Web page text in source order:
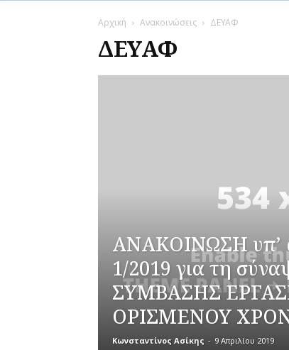
Αρχική Ανακοινώσεις ΔΕΥΑΦ
ΔΕΥΑΦ
ΑΝΑΚΟΙΝΩΣΗ υπ’
1/2019 για τη
ΣΥΜΒΑΣΗΣ
ΟΡΙΣΜΕΝΟΥ
Κωνσταντίνος Ασίκης - 9 Απριλίου 2019